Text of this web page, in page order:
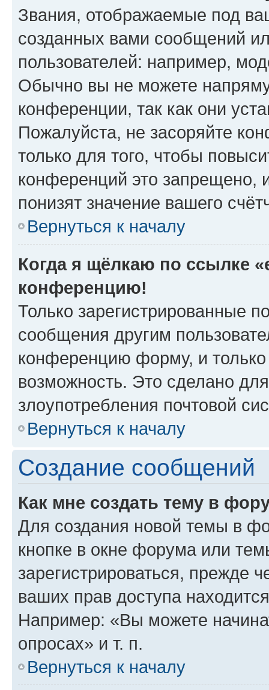
Звания, отображаемые под
созданных вами сообщений
пользователей: например,
Обычно вы не можете
конференции, так как они
Пожалуйста, не засоряйте
только для того, чтобы
конференций это запрещено,
понизят значение вашего
Вернуться к началу
Когда я щёлкаю по ссылке
конференцию!
Только зарегистрированные
сообщения другим
конференцию форму, и
возможность. Это сделано
злоупотребления почтовой
Вернуться к началу
Создание сообщений
Как мне создать тему в
Для создания новой темы в
кнопке в окне форума или
зарегистрироваться, прежде
ваших прав доступа
Например: «Вы можете
опросах» и т. п.
Вернуться к началу